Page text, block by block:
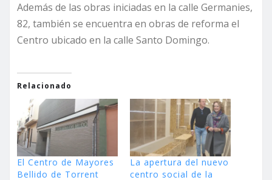
Además de las obras iniciadas en la calle Germanies,
82, también se encuentra en obras de reforma el
Centro ubicado en la calle Santo Domingo.
Relacionado
El Centro de Mayores
Bellido de Torrent
La apertura del nuevo
centro social de la